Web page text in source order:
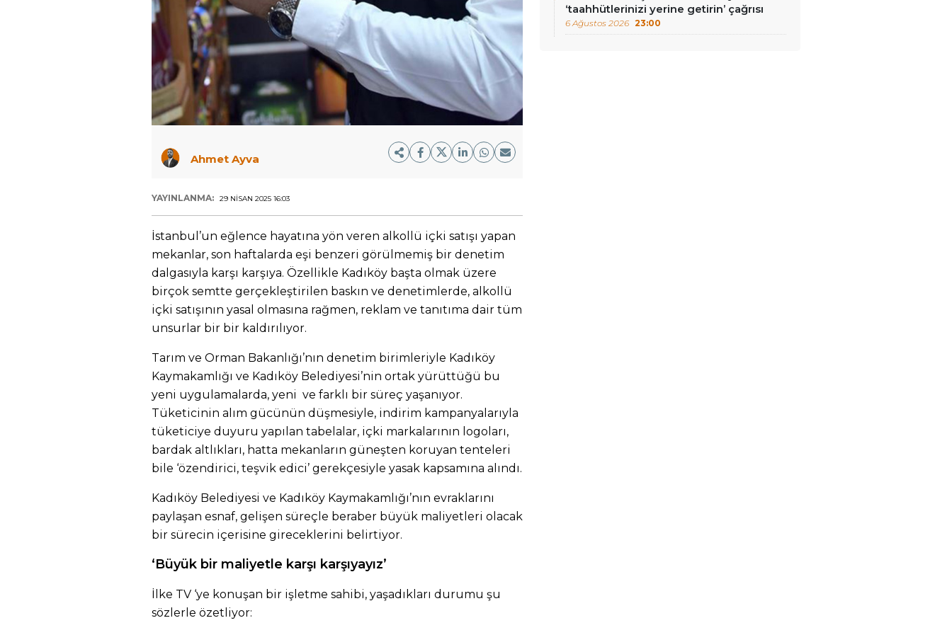
Ahmet Ayva
YAYINLANMA: 29 NISAN 2025 16:03
İstanbul’un eğlence hayatına yön veren alkollü içki satışı yapan
mekanlar, son haftalarda eşi benzeri görülmemiş bir denetim
dalgasıyla karşı karşıya. Özellikle Kadıköy başta olmak üzere
birçok semtte gerçekleştirilen baskın ve denetimlerde, alkollü
içki satışının yasal olmasına rağmen, reklam ve tanıtıma dair tüm
unsurlar bir bir kaldırılıyor.
Tarım ve Orman Bakanlığı’nın denetim birimleriyle Kadıköy
Kaymakamlığı ve Kadıköy Belediyesi’nin ortak yürüttüğü bu
yeni uygulamalarda, yeni ve farklı bir süreç yaşanıyor.
Tüketicinin alım gücünün düşmesiyle, indirim kampanyalarıyla
tüketiciye duyuru yapılan tabelalar, içki markalarının logoları,
bardak altlıkları, hatta mekanların güneşten koruyan tenteleri
bile ‘özendirici, teşvik edici’ gerekçesiyle yasak kapsamına alındı.
Kadıköy Belediyesi ve Kadıköy Kaymakamlığı’nın evraklarını
paylaşan esnaf, gelişen süreçle beraber büyük maliyetleri olacak
bir sürecin içerisine gireceklerini belirtiyor.
‘Büyük bir maliyetle karşı karşıyayız’
İlke TV ‘ye konuşan bir işletme sahibi, yaşadıkları durumu şu
sözlerle özetliyor:
‘taahhütlerinizi yerine getirin’ çağrısı
6 Ağustos 2026 23:00